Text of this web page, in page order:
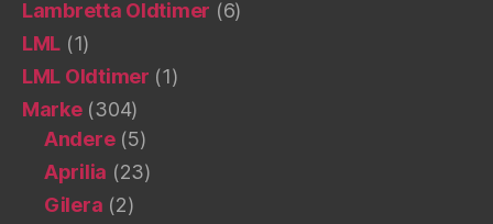
Lambretta Oldtimer (6)
LML (1)
LML Oldtimer (1)
Marke(304)
Andere(5)
Aprilia (23)
Gilera (2)